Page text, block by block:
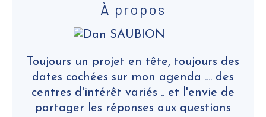
À propos
Toujours un projet en tête, toujours des
dates cochées sur mon agenda .... des
centres d'intérêt variés .. et l'envie de
partager les réponses aux questions